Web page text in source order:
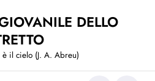
DELLO
il cielo (J. A. Abreu)